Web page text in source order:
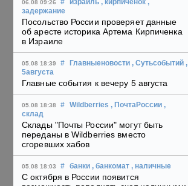
06.08 09:26 # израиль , кирпиченок ,
задержание
Посольство России проверяет данные
об аресте историка Артема Кирпиченка
в Израиле
05.08 18:39 # Главныеновости , Сутьсобытий ,
5августа
Главные события к вечеру 5 августа
05.08 18:38 # Wildberries , ПочтаРоссии ,
склад
Склады "Почты России" могут быть
переданы в Wildberries вместо
сгоревших хабов
05.08 18:03 # банки , банкомат , наличные
С октября в России появится